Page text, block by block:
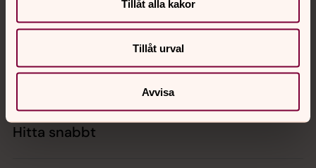
Tillåt alla kakor
Tillåt urval
Avvisa
Kontakt
Kalender
Hitta snabbt